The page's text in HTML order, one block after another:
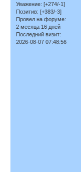
Уважение: [+274/-1]
Позитив: [+383/-3]
Провел на форуме:
2 месяца 16 дней
Последний визит:
2026-08-07 07:48:56